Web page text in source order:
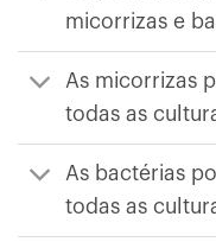
micorrizas e
As micorrizas
todas as
As bactérias
todas as